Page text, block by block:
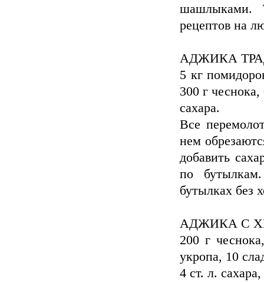
шашлыками.
рецептов на
АДЖИКА
5 кг
300 г
сахара.
Все
нем
добавить
по
бутылках без
АДЖИКА С
200 г
укропа, 10
4 ст. л.